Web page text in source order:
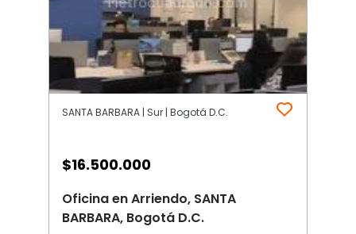
SANTA BARBARA | Sur | Bogotá D.C.
$16.500.000
Oficina en Arriendo, SANTA
BARBARA, Bogotá D.C.